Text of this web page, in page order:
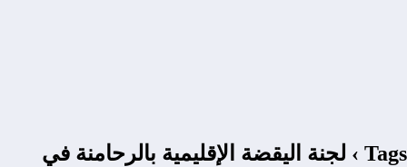
Tags › لجنة اليقضة الإقليمية بالرحامنة في